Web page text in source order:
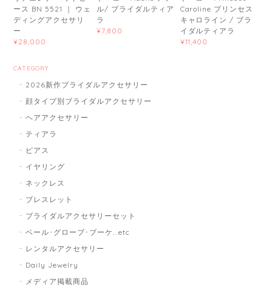
ース BN 5521 ｜ ウェ
ディングアクセサリ
ー
¥28,000
ル/ ブライダルティア
ラ
¥7,800
Caroline プリンセス
キャロライン / ブラ
イダルティアラ
¥11,400
CATEGORY
2026新作ブライダルアクセサリー
顔タイプ別ブライダルアクセサリー
ヘアアクセサリー
ティアラ
ピアス
イヤリング
ネックレス
ブレスレット
ブライダルアクセサリーセット
ベール･グローブ･ブーケ...etc
レンタルアクセサリー
Daily Jewelry
メディア掲載商品